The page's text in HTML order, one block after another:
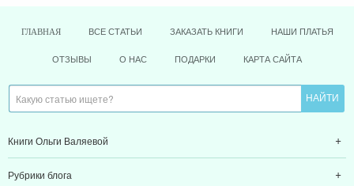
ГЛАВНАЯ ВСЕ СТАТЬИ ЗАКАЗАТЬ КНИГИ НАШИ ПЛАТЬЯ
ОТЗЫВЫ О НАС ПОДАРКИ КАРТА САЙТА
Книги Ольги Валяевой
Рубрики блога